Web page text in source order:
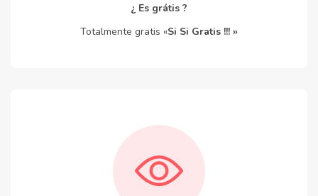
¿ Es grátis ?
Totalmente gratis «Si Si Gratis !!! »